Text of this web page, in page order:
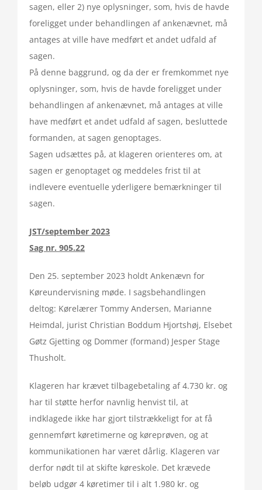
sagen, eller 2) nye oplysninger, som, hvis de havde
foreligget under behandlingen af ankenævnet, må
antages at ville have medført et andet udfald af
sagen.
På denne baggrund, og da der er fremkommet nye
oplysninger, som, hvis de havde foreligget under
behandlingen af ankenævnet, må antages at ville
have medført et andet udfald af sagen, besluttede
formanden, at sagen genoptages.
Sagen udsættes på, at klageren orienteres om, at
sagen er genoptaget og meddeles frist til at
indlevere eventuelle yderligere bemærkninger til
sagen.
JST/september 2023
Sag nr. 905.22
Den 25. september 2023 holdt Ankenævn for
Køreundervisning møde. I sagsbehandlingen
deltog: Kørelærer Tommy Andersen, Marianne
Heimdal, jurist Christian Boddum Hjortshøj, Elsebet
Gøtz Gjetting og Dommer (formand) Jesper Stage
Thusholt.
Klageren har krævet tilbagebetaling af 4.730 kr. og
har til støtte herfor navnlig henvist til, at
indklagede ikke har gjort tilstrækkeligt for at få
gennemført køretimerne og køreprøven, og at
kommunikationen har været dårlig. Klageren var
derfor nødt til at skifte køreskole. Det krævede
beløb udgør 4 køretimer til i alt 1.980 kr. og